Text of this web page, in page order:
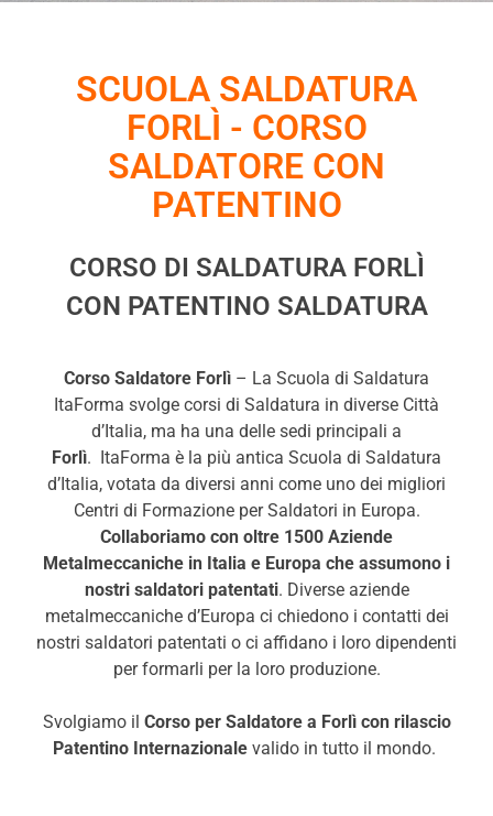
SCUOLA SALDATURA
FORLÌ - CORSO
SALDATORE CON
PATENTINO
CORSO DI SALDATURA FORLÌ
CON PATENTINO SALDATURA
Corso Saldatore Forlì – La Scuola di Saldatura
ItaForma svolge corsi di Saldatura in diverse Città
d’Italia, ma ha una delle sedi principali a
Forlì. ItaForma è la più antica Scuola di Saldatura
d’Italia, votata da diversi anni come uno dei migliori
Centri di Formazione per Saldatori in Europa.
Collaboriamo con oltre 1500 Aziende
Metalmeccaniche in Italia e Europa che assumono i
nostri saldatori patentati. Diverse aziende
metalmeccaniche d’Europa ci chiedono i contatti dei
nostri saldatori patentati o ci affidano i loro dipendenti
per formarli per la loro produzione.
Svolgiamo il Corso per Saldatore a Forlìcon rilascio
Patentino Internazionale valido in tutto il mondo.